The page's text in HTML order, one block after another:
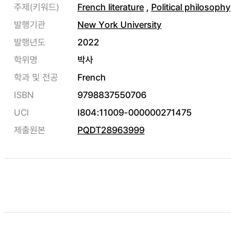
주제(키워드) French literature , Political philosophy
발행기관
New York University
발행년도
2022
학위명
박사
학과 및 전공
French
ISBN
9798837550706
UCI
I804:11009-000000271475
제출원본
PQDT28963999